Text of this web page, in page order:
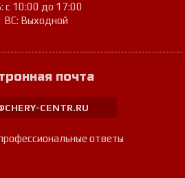
с 10:00 до 17:00
ВС: Выходной
почта
CENTR.RU
ответы